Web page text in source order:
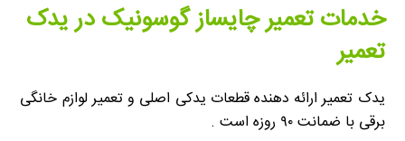
خدمات تعمیر چایساز گوسونیک در یدک
تعمیر
یدک تعمیر ارائه دهنده قطعات یدکی اصلی و تعمیر لوازم خانگی
برقی با ضمانت ۹۰ روزه است .